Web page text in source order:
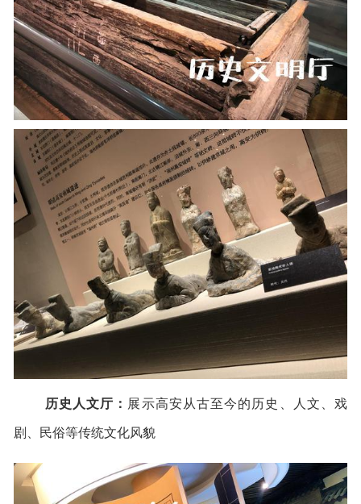
历史人文厅： 展示高安从古至今的历史、人文、戏
剧、民俗等传统文化风貌